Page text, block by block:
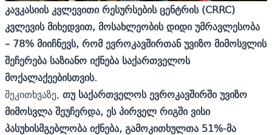
კავკასიის კვლევითი რესურსების ცენტრის (CRRC)
კვლევის მიხედვით, მოსახლეობის დიდი უმრავლესობა
– 78% მიიჩნევს, რომ ევროკავშირთან უვიზო მიმოსვლის
შეჩერება საზიანო იქნება საქართველოს
მოქალაქეებისთვის.
შეკითხვაზე, თუ საქართველოს ევროკავშირში უვიზო
მიმოსვლა შეუჩერდა, ეს პირველ რიგში ვისი
პასუხისმგებლობა იქნება, გამოკითხულთა 51%-მა